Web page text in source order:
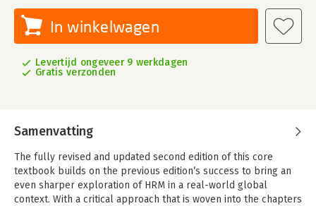
In winkelwagen
Levertijd ongeveer 9 werkdagen
Gratis verzonden
Samenvatting
The fully revised and updated second edition of this core
textbook builds on the previous edition’s success to bring an
even sharper exploration of HRM in a real-world global
context. With a critical approach that is woven into the chapters